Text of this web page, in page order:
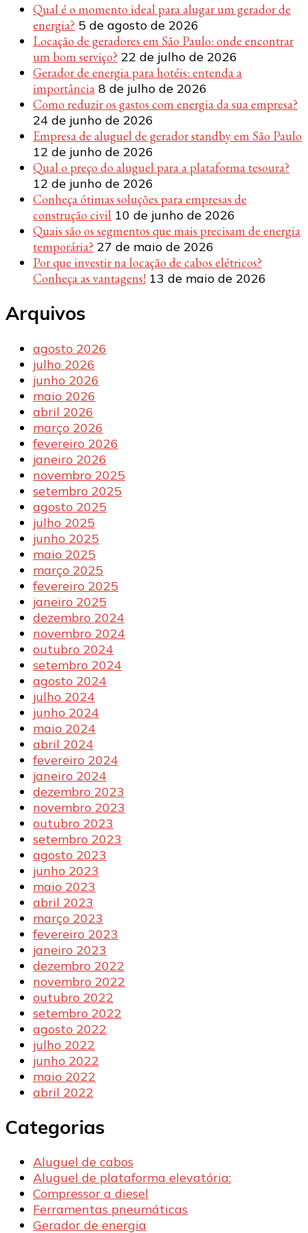
Qual é o momento ideal para alugar um gerador de
energia? 5 de agosto de 2026
Locação de geradores em São Paulo: onde encontrar
um bom serviço? 22 de julho de 2026
Gerador de energia para hotéis: entenda a
importância 8 de julho de 2026
Como reduzir os gastos com energia da sua empresa?
24 de junho de 2026
Empresa de aluguel de gerador standby em São Paulo
12 de junho de 2026
Qual o preço do aluguel para a plataforma tesoura?
12 de junho de 2026
Conheça ótimas soluções para empresas de
construção civil 10 de junho de 2026
Quais são os segmentos que mais precisam de energia
temporária? 27 de maio de 2026
Por que investir na locação de cabos elétricos?
Conheça as vantagens! 13 de maio de 2026
Arquivos
agosto 2026
julho 2026
junho 2026
maio 2026
abril 2026
março 2026
fevereiro 2026
janeiro 2026
novembro 2025
setembro 2025
agosto 2025
julho 2025
junho 2025
maio 2025
março 2025
fevereiro 2025
janeiro 2025
dezembro 2024
novembro 2024
outubro 2024
setembro 2024
agosto 2024
julho 2024
junho 2024
maio 2024
abril 2024
fevereiro 2024
janeiro 2024
dezembro 2023
novembro 2023
outubro 2023
setembro 2023
agosto 2023
junho 2023
maio 2023
abril 2023
março 2023
fevereiro 2023
janeiro 2023
dezembro 2022
novembro 2022
outubro 2022
setembro 2022
agosto 2022
julho 2022
junho 2022
maio 2022
abril 2022
Categorias
Aluguel de cabos
Aluguel de plataforma elevatória:
Compressor a diesel
Ferramentas pneumáticas
Gerador de energia